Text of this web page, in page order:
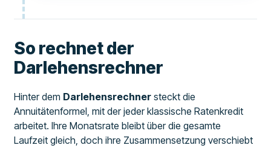
So rechnet der
Darlehensrechner
Hinter dem Darlehensrechner steckt die
Annuitätenformel, mit der jeder klassische Ratenkredit
arbeitet. Ihre Monatsrate bleibt über die gesamte
Laufzeit gleich, doch ihre Zusammensetzung verschiebt